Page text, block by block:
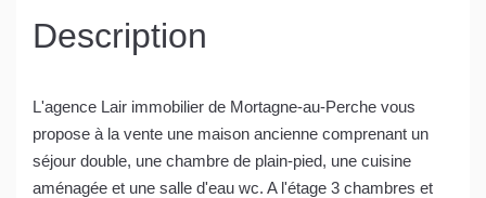
Description
L'agence Lair immobilier de Mortagne-au-Perche vous
propose à la vente une maison ancienne comprenant un
séjour double, une chambre de plain-pied, une cuisine
aménagée et une salle d'eau wc. A l'étage 3 chambres et